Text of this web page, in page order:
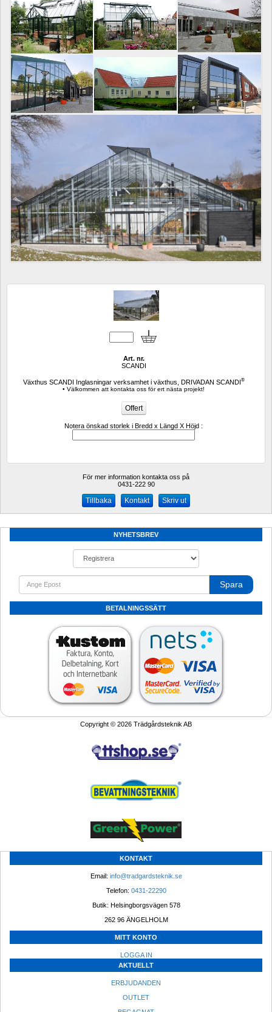
Art. nr.
SCANDI
Växthus SCANDI Inglasningar verksamhet i växthus, DRIVADAN SCANDI®
• Välkommen att kontakta oss för ert nästa projekt!
Notera önskad storlek i Bredd x Längd X Höjd :
För mer information kontakta oss på
0431-222 90
Kontakt Skriv ut
NYHETSBREV
Spara
BETALNINGSSÄTT
Copyright © 2026 Trädgårdsteknik AB
KONTAKT
Email: info@tradgardsteknik.se
Telefon: 0431-22290
Butik: Helsingborgsvägen 578
262 96 ÄNGELHOLM
MITT KONTO
LOGGA IN
AKTUELLT
ERBJUDANDEN
OUTLET